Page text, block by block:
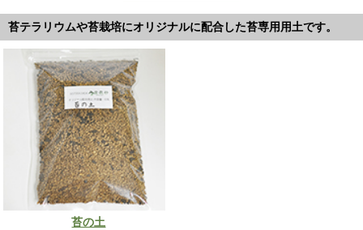
苔テラリウムや苔栽培にオリジナルに配合した苔専用用土です。
苔の土